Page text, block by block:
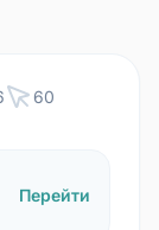
60
Перейти